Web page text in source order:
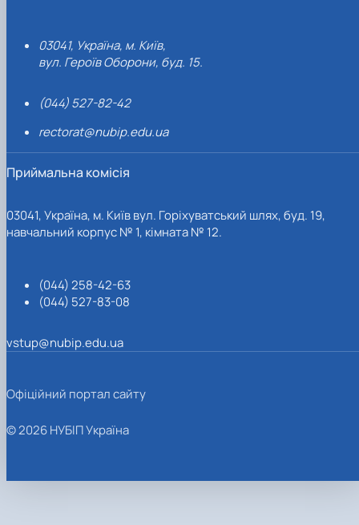
03041, Україна, м. Київ,
вул. Героїв Оборони, буд. 15.
(044) 527-82-42
rectorat@nubip.edu.ua
Приймальна комісія
03041, Україна, м. Київ вул. Горіхуватський шлях, буд. 19,
навчальний корпус № 1, кімната № 12.
(044) 258-42-63
(044) 527-83-08
vstup@nubip.edu.ua
Офіційний портал сайту
© 2026 НУБІП Україна